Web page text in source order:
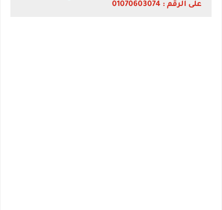
على الرقم : 01070603074